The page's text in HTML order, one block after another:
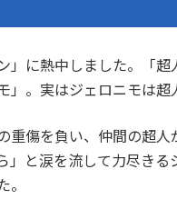
」に熱中しました。「
」。実はジェロニモは超
重傷を負い、仲間の超
」と涙を流して力尽き
。